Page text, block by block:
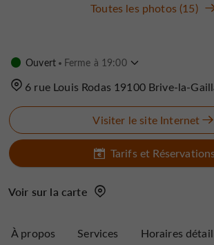
Toutes les photos (15)
Ouvert Ferme à 19:00
6 rue Louis Rodas 19100 Brive-la-
Visiter le site Internet
Tarifs et
Voir sur la carte
À propos Services Horaires